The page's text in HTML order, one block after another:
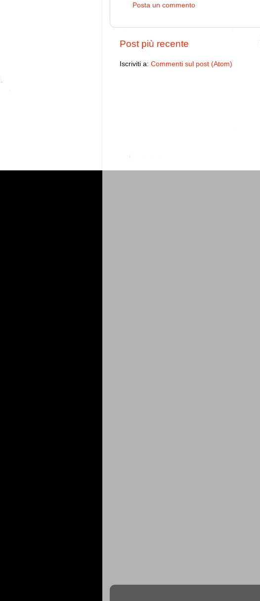
Posta un commento
Post più recente
Iscriviti a: Commenti sul post (Atom)